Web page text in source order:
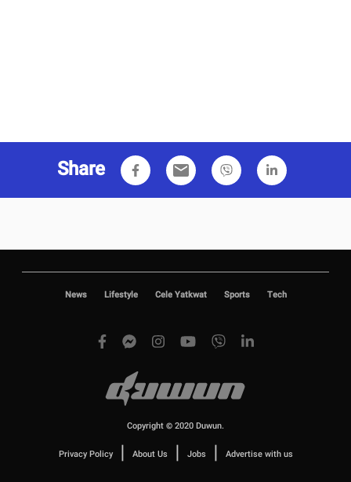
Share email
News Lifestyle Cele Yatkwat Sports Tech
Copyright © 2020 Duwun.
Privacy Policy | About Us | Jobs | Advertise with us